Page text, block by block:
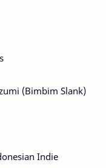
(Bimbim Slank)
Indie